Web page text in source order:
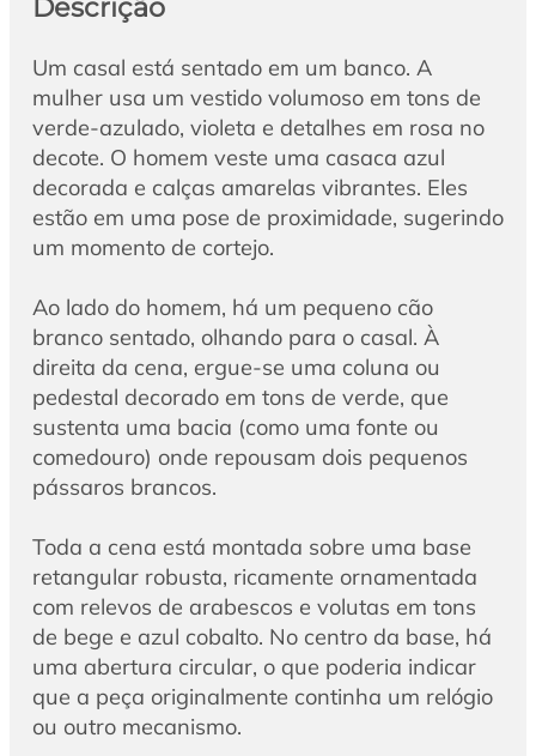
Descrição
Um casal está sentado em um banco. A
mulher usa um vestido volumoso em tons de
verde-azulado, violeta e detalhes em rosa no
decote. O homem veste uma casaca azul
decorada e calças amarelas vibrantes. Eles
estão em uma pose de proximidade, sugerindo
um momento de cortejo.
Ao lado do homem, há um pequeno cão
branco sentado, olhando para o casal. À
direita da cena, ergue-se uma coluna ou
pedestal decorado em tons de verde, que
sustenta uma bacia (como uma fonte ou
comedouro) onde repousam dois pequenos
pássaros brancos.
Toda a cena está montada sobre uma base
retangular robusta, ricamente ornamentada
com relevos de arabescos e volutas em tons
de bege e azul cobalto. No centro da base, há
uma abertura circular, o que poderia indicar
que a peça originalmente continha um relógio
ou outro mecanismo.